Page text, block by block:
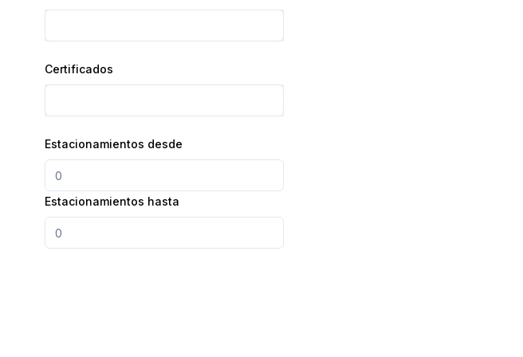
Certificados
Estacionamientos desde
Estacionamientos hasta